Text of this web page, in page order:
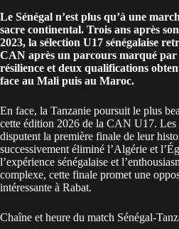
Le Sénégal n’est plus qu’à une
sacre continental. Trois ans après
2023, la sélection U17 sénégalaise
CAN après un parcours marqué par
résilience et deux qualifications
face au Mali puis au Maroc.
En face, la Tanzanie poursuit le plus
cette édition 2026 de la CAN U17. Les
disputent la première finale de leur
successivement éliminé l’Algérie et
l’expérience sénégalaise et
complexe, cette finale promet une
intéressante à Rabat.
Chaîne et heure du match Sénégal-